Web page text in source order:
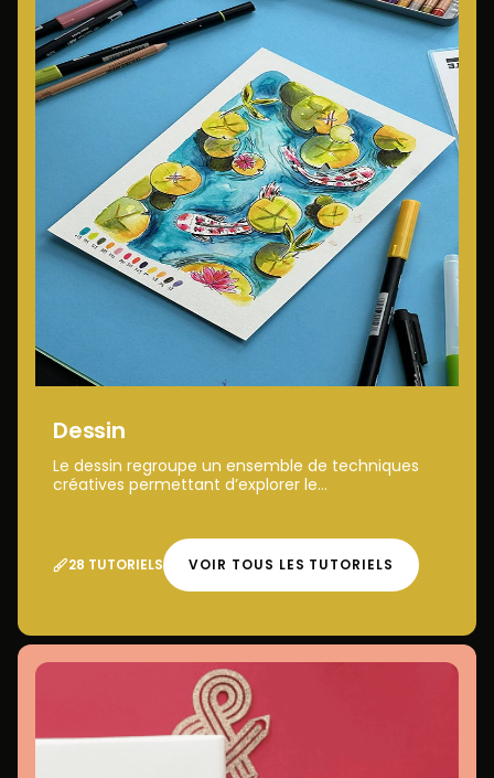
Dessin
Le dessin regroupe un ensemble de techniques
créatives permettant d’explorer le...
28 TUTORIELS VOIR TOUS LES TUTORIELS